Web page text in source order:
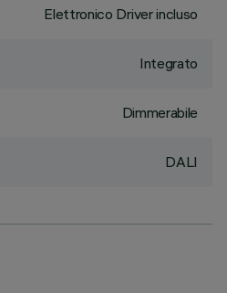
Elettronico Driver incluso
Integrato
Dimmerabile
DALI